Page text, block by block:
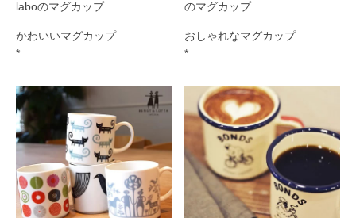
laboのマグカップ
かわいいマグカップ
*
のマグカップ
おしゃれなマグカップ
*